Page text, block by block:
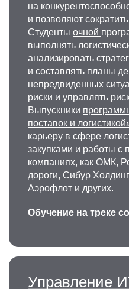
на
и позволяют
Студенты очной
выполнять
анализировать
и составлять планы
непредвиденных
риски и управлять
Выпускники
поставок и
карьеру в сфере
закупками и работы с
компаниях, как ОМК,
дороги, Сибур
Аэрофлот и других.
Обучение на треке
Управление